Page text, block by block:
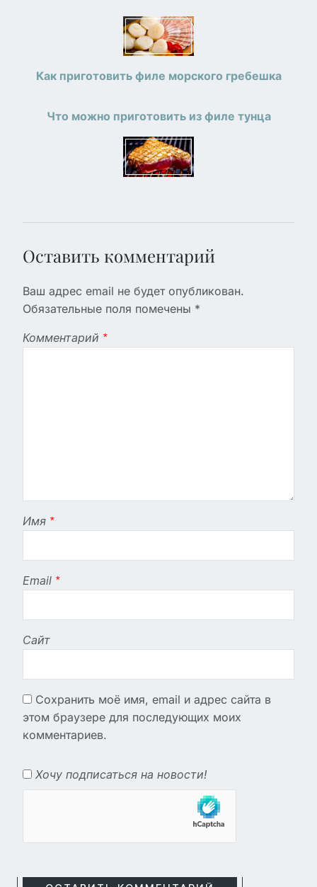
Как приготовить филе морского гребешка
Что можно приготовить из филе тунца
Оставить комментарий
Ваш адрес email не будет опубликован.
Обязательные поля помечены *
Комментарий *
Имя *
Email *
Сайт
Сохранить моё имя, email и адрес сайта в
этом браузере для последующих моих
комментариев.
Хочу подписаться на новости!